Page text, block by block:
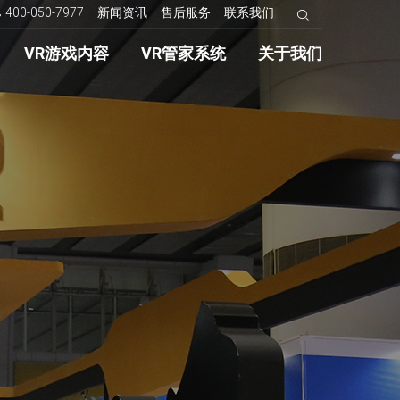
400-050-7977 新闻资讯 售后服务 联系我们
VR游戏内容 VR管家系统 关于我们